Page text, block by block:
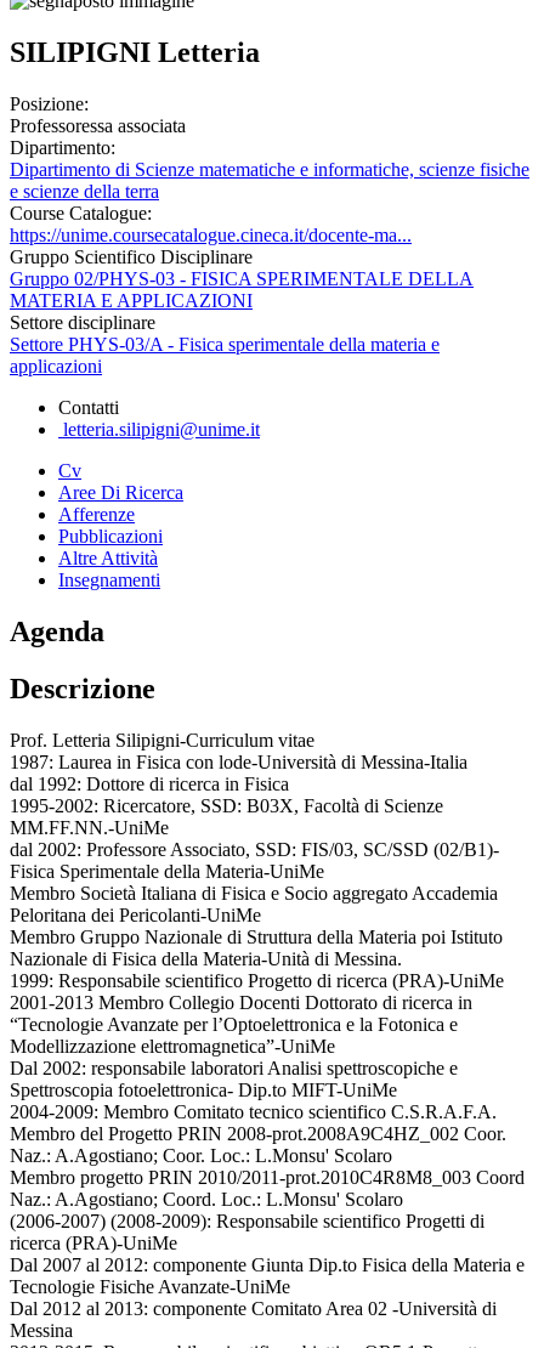
SILIPIGNI Letteria
Posizione:
Professoressa associata
Dipartimento:
Dipartimento di Scienze matematiche e informatiche, scienze fisiche
e scienze della terra
Course Catalogue:
https://unime.coursecatalogue.cineca.it/docente-ma...
Gruppo Scientifico Disciplinare
Gruppo 02/PHYS-03 - FISICA SPERIMENTALE DELLA
MATERIA E APPLICAZIONI
Settore disciplinare
Settore PHYS-03/A - Fisica sperimentale della materia e
applicazioni
Contatti
letteria.silipigni@unime.it
Cv
Aree Di Ricerca
Afferenze
Pubblicazioni
Altre Attività
Insegnamenti
Agenda
Descrizione
Prof. Letteria Silipigni-Curriculum vitae
1987: Laurea in Fisica con lode-Università di Messina-Italia
dal 1992: Dottore di ricerca in Fisica
1995-2002: Ricercatore, SSD: B03X, Facoltà di Scienze
MM.FF.NN.-UniMe
dal 2002: Professore Associato, SSD: FIS/03, SC/SSD (02/B1)-
Fisica Sperimentale della Materia-UniMe
Membro Società Italiana di Fisica e Socio aggregato Accademia
Peloritana dei Pericolanti-UniMe
Membro Gruppo Nazionale di Struttura della Materia poi Istituto
Nazionale di Fisica della Materia-Unità di Messina.
1999: Responsabile scientifico Progetto di ricerca (PRA)-UniMe
2001-2013 Membro Collegio Docenti Dottorato di ricerca in
“Tecnologie Avanzate per l’Optoelettronica e la Fotonica e
Modellizzazione elettromagnetica”-UniMe
Dal 2002: responsabile laboratori Analisi spettroscopiche e
Spettroscopia fotoelettronica- Dip.to MIFT-UniMe
2004-2009: Membro Comitato tecnico scientifico C.S.R.A.F.A.
Membro del Progetto PRIN 2008-prot.2008A9C4HZ_002 Coor.
Naz.: A.Agostiano; Coor. Loc.: L.Monsu' Scolaro
Membro progetto PRIN 2010/2011-prot.2010C4R8M8_003 Coord
Naz.: A.Agostiano; Coord. Loc.: L.Monsu' Scolaro
(2006-2007) (2008-2009): Responsabile scientifico Progetti di
ricerca (PRA)-UniMe
Dal 2007 al 2012: componente Giunta Dip.to Fisica della Materia e
Tecnologie Fisiche Avanzate-UniMe
Dal 2012 al 2013: componente Comitato Area 02 -Università di
Messina